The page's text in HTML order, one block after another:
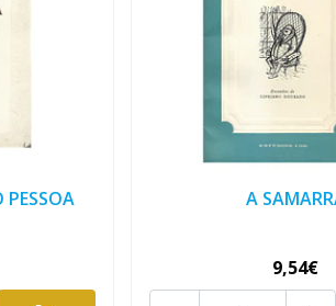
PESSOA A
9,54€